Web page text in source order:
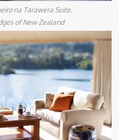
na Tarawera Suite.
of New Zealand